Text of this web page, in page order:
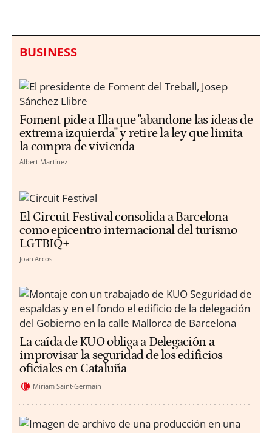
BUSINESS
Foment pide a Illa que "abandone las ideas de
extrema izquierda" y retire la ley que limita
la compra de vivienda
Albert Martínez
El Circuit Festival consolida a Barcelona
como epicentro internacional del turismo
LGTBIQ+
Joan Arcos
La caída de KUO obliga a Delegación a
improvisar la seguridad de los edificios
oficiales en Cataluña
Miriam Saint-Germain